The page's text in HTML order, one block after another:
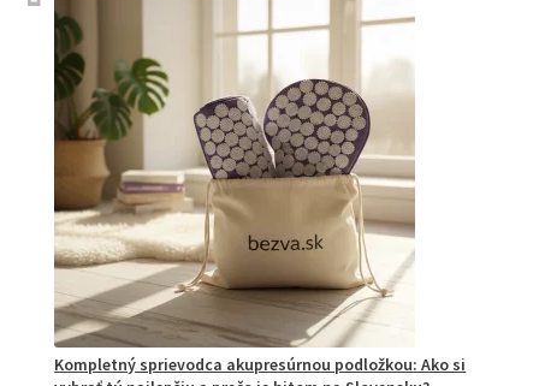
Kompletný sprievodca akupresúrnou podložkou: Ako si